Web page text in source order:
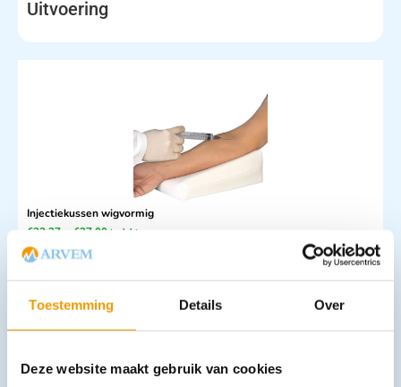
Toestemming Details Over
Deze website maakt gebruik van cookies
Uitvoering
Injectiekussen wigvormig
€33,37 €37,00 incl. btw
27.58 excl. btw
Opties bekijken
Leverbaar